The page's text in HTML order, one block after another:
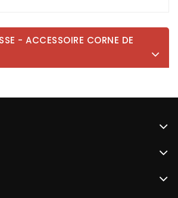
- ACCESSOIRE CORNE DE